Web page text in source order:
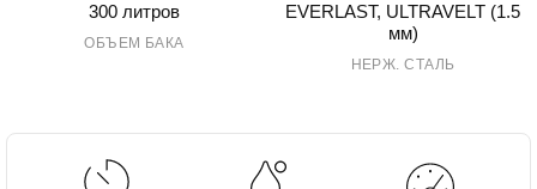
ОБЪЕМ БАКА
300 литров
НЕРЖ. СТАЛЬ
EVERLAST, ULTRAVELT (1.5
мм)